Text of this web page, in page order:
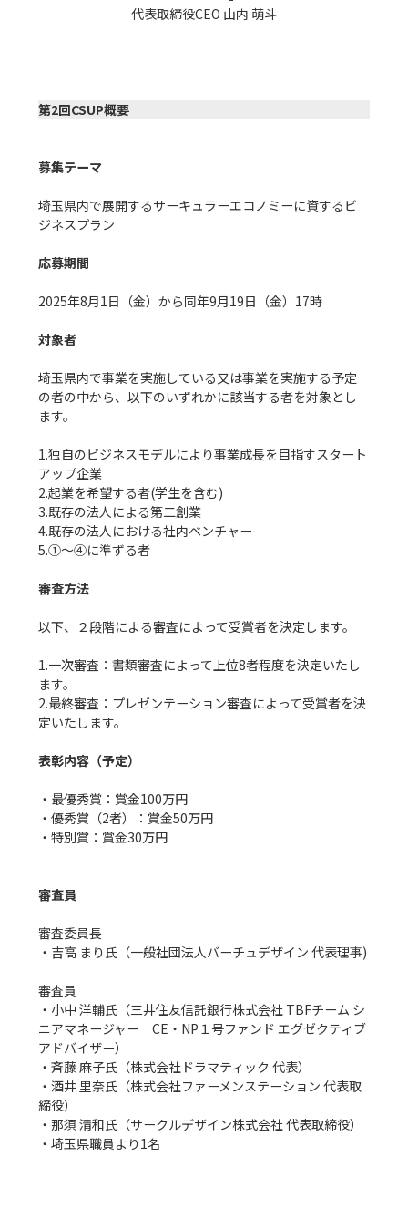
代表取締役CEO 山内 萌斗
第2回CSUP概要
募集テーマ
埼玉県内で展開するサーキュラーエコノミーに資するビ
ジネスプラン
応募期間
2025年8月1日（金）から同年9月19日（金）17時
対象者
埼玉県内で事業を実施している又は事業を実施する予定
の者の中から、以下のいずれかに該当する者を対象とし
ます。
1.独自のビジネスモデルにより事業成長を目指すスタート
アップ企業
2.起業を希望する者(学生を含む)
3.既存の法人による第二創業
4.既存の法人における社内ベンチャー
5.①〜④に準ずる者
審査方法
以下、２段階による審査によって受賞者を決定します。
1.一次審査：書類審査によって上位8者程度を決定いたし
ます。
2.最終審査：プレゼンテーション審査によって受賞者を決
定いたします。
表彰内容（予定）
・最優秀賞：賞金100万円
・優秀賞（2者）：賞金50万円
・特別賞：賞金30万円
審査員
審査委員長
・吉高 まり氏（一般社団法人バーチュデザイン 代表理事)
審査員
・小中 洋輔氏（三井住友信託銀行株式会社 TBFチーム シ
ニアマネージャー　CE・NP１号ファンド エグゼクティブ
アドバイザー）
・斉藤 麻子氏（株式会社ドラマティック 代表）
・酒井 里奈氏（株式会社ファーメンステーション 代表取
締役）
・那須 清和氏（サークルデザイン株式会社 代表取締役）
・埼玉県職員より1名